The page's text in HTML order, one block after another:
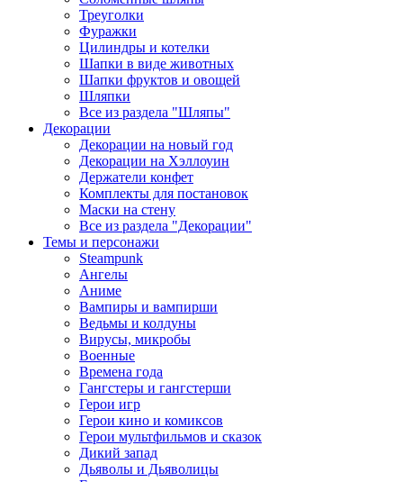
Треуголки
Фуражки
Цилиндры и котелки
Шапки в виде животных
Шапки фруктов и овощей
Шляпки
Все из раздела "Шляпы"
Декорации
Декорации на новый год
Декорации на Хэллоуин
Держатели конфет
Комплекты для постановок
Маски на стену
Все из раздела "Декорации"
Темы и персонажи
Steampunk
Ангелы
Аниме
Вампиры и вампирши
Ведьмы и колдуны
Вирусы, микробы
Военные
Времена года
Гангстеры и гангстерши
Герои игр
Герои кино и комиксов
Герои мультфильмов и сказок
Дикий запад
Дьяволы и Дьяволицы